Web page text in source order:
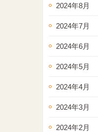
2024年8月
2024年7月
2024年6月
2024年5月
2024年4月
2024年3月
2024年2月